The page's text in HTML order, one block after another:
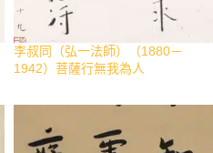
李叔同（弘一法師）（1880－
1942）菩薩行無我為人